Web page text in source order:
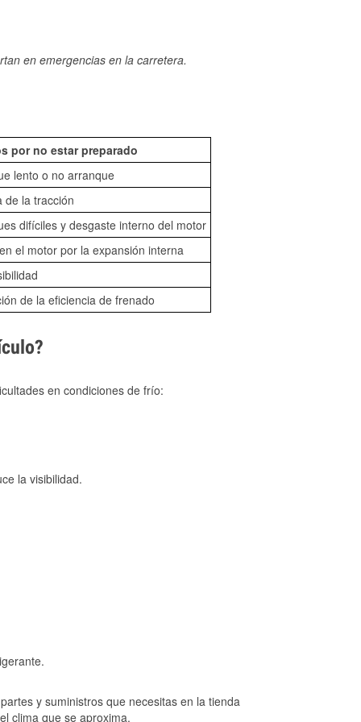
en emergencias en la carretera.
por no estar preparado
lento o no arranque
de la tracción
difíciles y desgaste interno del motor
el motor por la expansión interna
de la eficiencia de frenado
en condiciones de frío:
la visibilidad.
y suministros que necesitas en la tienda
clima que se aproxima.